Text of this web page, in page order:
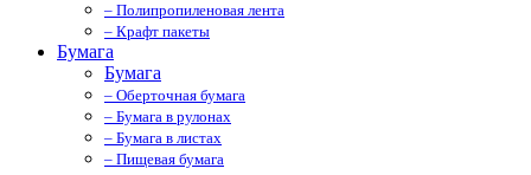
– Полипропиленовая лента
– Крафт пакеты
Бумага
Бумага
– Оберточная бумага
– Бумага в рулонах
– Бумага в листах
– Пищевая бумага